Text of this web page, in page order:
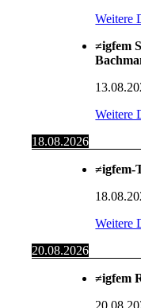
Weitere
≠igfem
Weitere
18.08.2026
≠igfem-
Weitere
20.08.2026
≠igfem